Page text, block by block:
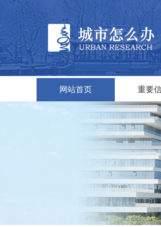
网站首页 重要